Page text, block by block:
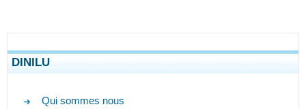
DINILU
Qui sommes nous